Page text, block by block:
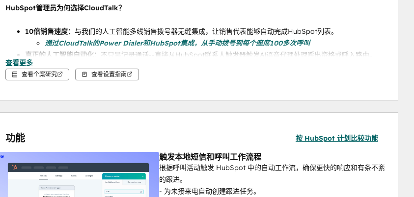
HubSpot管理员为何选择CloudTalk？
10倍销售速度： 与我们的人工智能多线销售拨号器无缝集成，让销售代表能够自动完成HubSpot列表。
通过CloudTalk的Power Dialer和HubSpot集成，从手动拨号到每个座席100多次呼叫
真正的人工智能自动化： 不只是记录通话--直接从HubSpot联系人触发器触发AI语音代理处理呼出资格或呼入路由。
Circle Gym 如何通过人工智能语音代理将预订量提高 150
人工智能驱动的数据：不只是记录通话，还可以直接在 HubSpot 活动中捕捉情感、主题和摘要数据，以创建更智能
RateMyAgent团队如何利用CloudTalk的人工智能和HubSpot集成将支持呼叫减少66%。
数据完整性：如果联系人从 HubSpot 列表中删除，我们的 "营销活动受众清理 "功能会自动将其从拨号器营销活动中
Allycom 如何使用短信支持 2FA
关键功能：
点击呼叫 CTI：从任何 HubSpot 记录中直接拨号，无需离开浏览器。
查看更多
查看个案研究 查看设置指南
功能 按 HubSpot 计划比较功能
触发本地短信和呼叫工作流程
根据呼叫活动触发 HubSpot 中的自动工作流，确保更快的响应和有条不紊
的跟进。
- 为未接来电自动创建跟进任务。